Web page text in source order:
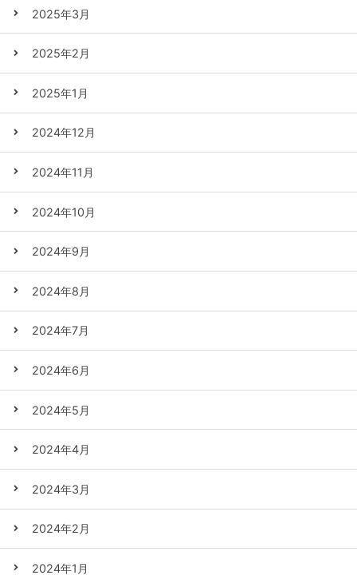
2025年3月
2025年2月
2025年1月
2024年12月
2024年11月
2024年10月
2024年9月
2024年8月
2024年7月
2024年6月
2024年5月
2024年4月
2024年3月
2024年2月
2024年1月